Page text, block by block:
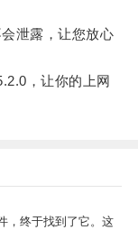
泄露，让您放心
，让你的上网
，终于找到了它。这